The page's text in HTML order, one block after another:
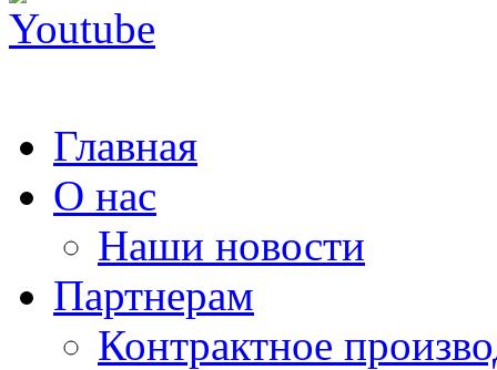
Главная
О нас
Наши новости
Партнерам
Контрактное